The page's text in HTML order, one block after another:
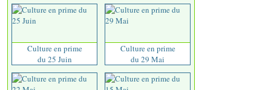
Culture en prime
du 25 Juin
Culture en prime
du 29 Mai